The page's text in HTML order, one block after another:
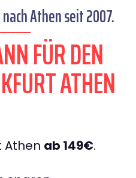
Athen seit 2007.
FÜR DEN
ATHEN
Athen ab 149€.